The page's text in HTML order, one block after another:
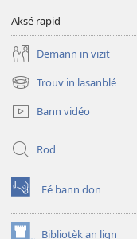
Aksé rapid
Demann in vizit
Trouv in lasanblé
(opens
new
window)
Bann vidéo
Rod
Fé bann don
(opens
new
window)Bibliotèk an lign